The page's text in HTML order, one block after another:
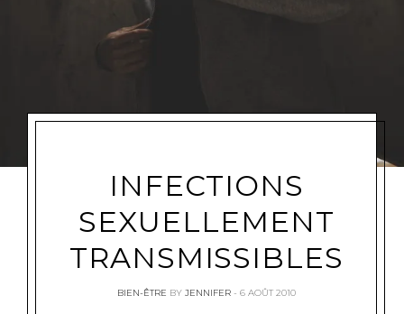
INFECTIONS
SEXUELLEMENT
TRANSMISSIBLES
BIEN-ÊTRE BY JENNIFER 6 AOÛT 2010